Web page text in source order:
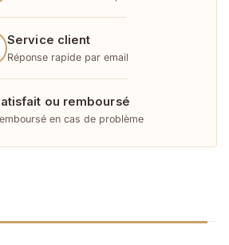
Service client
Réponse rapide par email
ou remboursé
en cas de problème